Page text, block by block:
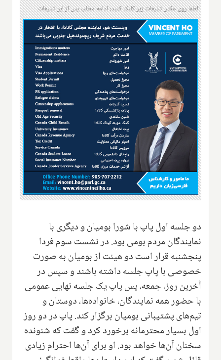
لطفا روی عکس تبلیغات زیر کلیک کنید؛ ادامه مطلب پس از این تبلیغات
دو جلسه اول پاپ با شورا بومیان و دیگری با
نمایندگان مردم بومی بود. در نشست سوم فردا
پنجشنبه قرار است دو هیئت از بومیان به صورت
خصوصی با پاپ جلسه داشته باشند و سپس در
آخرین روز، جمعه، پس پاپ یک جلسه نهایی عمومی
با حضور همه نمایندگان، خانواده‌ها، دوستان و
تیم‌های پشتیبانی بومیان برگزار کند. پاپ در دو روز
اول بسیار محترمانه برخورد کرد و گفت که شنونده
سخنان آن‌ها خواهد بود. او برای آن‌ها احترام زیادی